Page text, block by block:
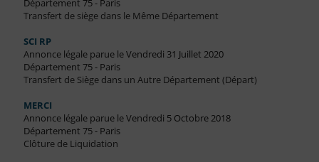
Département 75 - Paris
Transfert de siège dans le Même Département
SCI RP
Annonce légale parue le Vendredi 31 Juillet 2020
Département 75 - Paris
Transfert de Siège dans un Autre Département (Départ)
MERCI
Annonce légale parue le Vendredi 5 Octobre 2018
Département 75 - Paris
Clôture de Liquidation